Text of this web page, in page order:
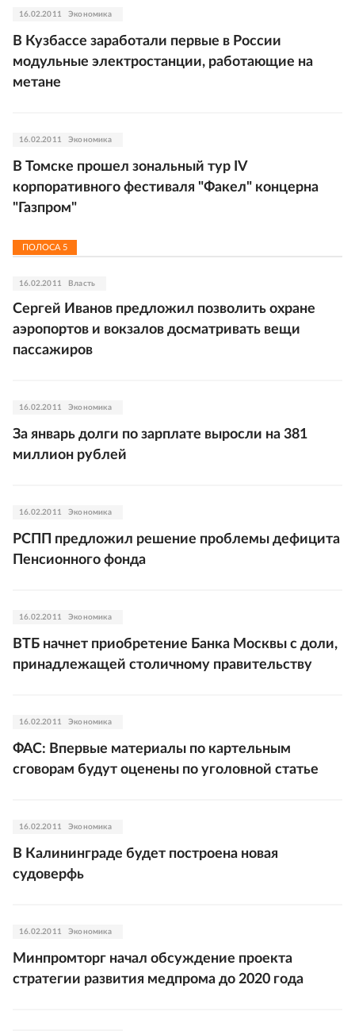
16.02.2011 Экономика
В Кузбассе заработали первые в России
модульные электростанции, работающие на
метане
16.02.2011 Экономика
В Томске прошел зональный тур IV
корпоративного фестиваля "Факел" концерна
"Газпром"
ПОЛОСА 5
16.02.2011 Власть
Сергей Иванов предложил позволить охране
аэропортов и вокзалов досматривать вещи
пассажиров
16.02.2011 Экономика
За январь долги по зарплате выросли на 381
миллион рублей
16.02.2011 Экономика
РСПП предложил решение проблемы дефицита
Пенсионного фонда
16.02.2011 Экономика
ВТБ начнет приобретение Банка Москвы с доли,
принадлежащей столичному правительству
16.02.2011 Экономика
ФАС: Впервые материалы по картельным
сговорам будут оценены по уголовной статье
16.02.2011 Экономика
В Калининграде будет построена новая
судоверфь
16.02.2011 Экономика
Минпромторг начал обсуждение проекта
стратегии развития медпрома до 2020 года